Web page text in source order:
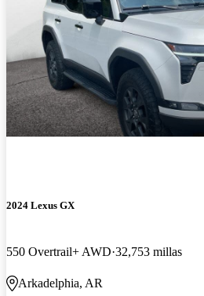
2024 Lexus GX
550 Overtrail+ AWD 32,753 millas
Arkadelphia, AR